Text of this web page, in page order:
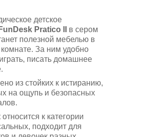
детское
FunDesk Pratico II
в сером
полезной мебелью в
комнате. За ним удобно
писать домашнее
из стойких к истиранию,
на ощупь и безопасных
к категории
подходит для